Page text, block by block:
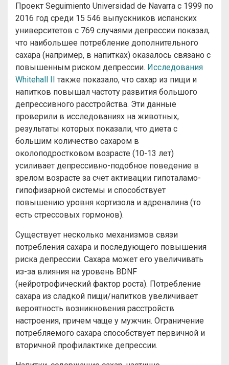
Проект Seguimiento Universidad de Navarra с 1999 по
2016 год среди 15 546 выпускников испанских
университетов с 769 случаями депрессии показал,
что наибольшее потребление дополнительного
сахара (например, в напитках) оказалось связано с
повышенным риском депрессии. Исследования
Whitehall II также показало, что сахар из пищи и
напитков повышал частоту развития большого
депрессивного расстройства. Эти данные
проверили в исследованиях на животных,
результаты которых показали, что диета с
большим количество сахаром в
околоподростковом возрасте (10-13 лет)
усиливает депрессивно-подобное поведение в
зрелом возрасте за счет активации гипоталамо-
гипофизарной системы и способствует
повышению уровня кортизола и адреналина (то
есть стрессовых гормонов).
Существует несколько механизмов связи
потребления сахара и последующего повышения
риска депрессии. Сахара может его увеличивать
из-за влияния на уровень BDNF
(нейротрофический фактор роста). Потребление
сахара из сладкой пищи/напитков увеличивает
вероятность возникновения расстройств
настроения, причем чаще у мужчин. Ограничение
потребляемого сахара способствует первичной и
вторичной профилактике депрессии.